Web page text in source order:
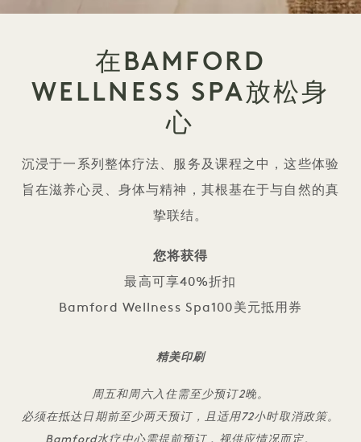
在BAMFORD
WELLNESS SPA放松身
心
沉浸于一系列整体疗法、服务及课程之中，这些体验
旨在滋养心灵、身体与精神，其根基在于与自然的真
挚联结。
您将获得
最高可享40%折扣
Bamford Wellness Spa100美元抵用券
精美印刷
周五和周六入住需至少预订2晚。
必须在抵达日期前至少两天预订，且适用72小时取消政策。